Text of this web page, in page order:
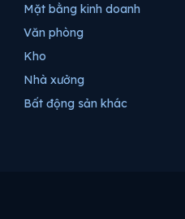
Mặt bằng kinh doanh
Văn phòng
Kho
Nhà xưởng
Bất động sản khác